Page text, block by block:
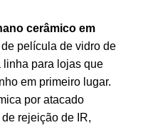
cerâmico em
película de vidro de
para lojas que
em primeiro lugar.
por atacado
rejeição de IR,